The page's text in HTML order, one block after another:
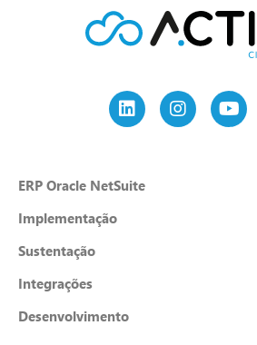
ERP Oracle NetSuite
Implementação
Sustentação
Integrações
Desenvolvimento